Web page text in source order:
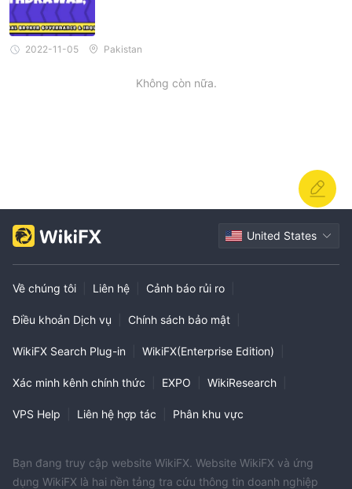
2022-11-05 Pakistan
Không còn nữa.
United States
Về chúng tôi Liên hệ Cảnh báo rủi ro
Điều khoản Dịch vụ Chính sách bảo mật
WikiFX Search Plug-in WikiFX(Enterprise Edition)
Xác minh kênh chính thức EXPO WikiResearch
VPS Help Liên hệ hợp tác Phân khu vực
Bạn đang truy cập website WikiFX. Website WikiFX và ứng
dụng WikiFX là hai nền tảng tra cứu thông tin doanh nghiệp